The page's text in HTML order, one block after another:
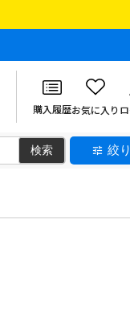
購入履歴お気に入り
絞